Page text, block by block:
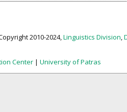
2010-2024,Linguistics Division,
Center | University of Patras